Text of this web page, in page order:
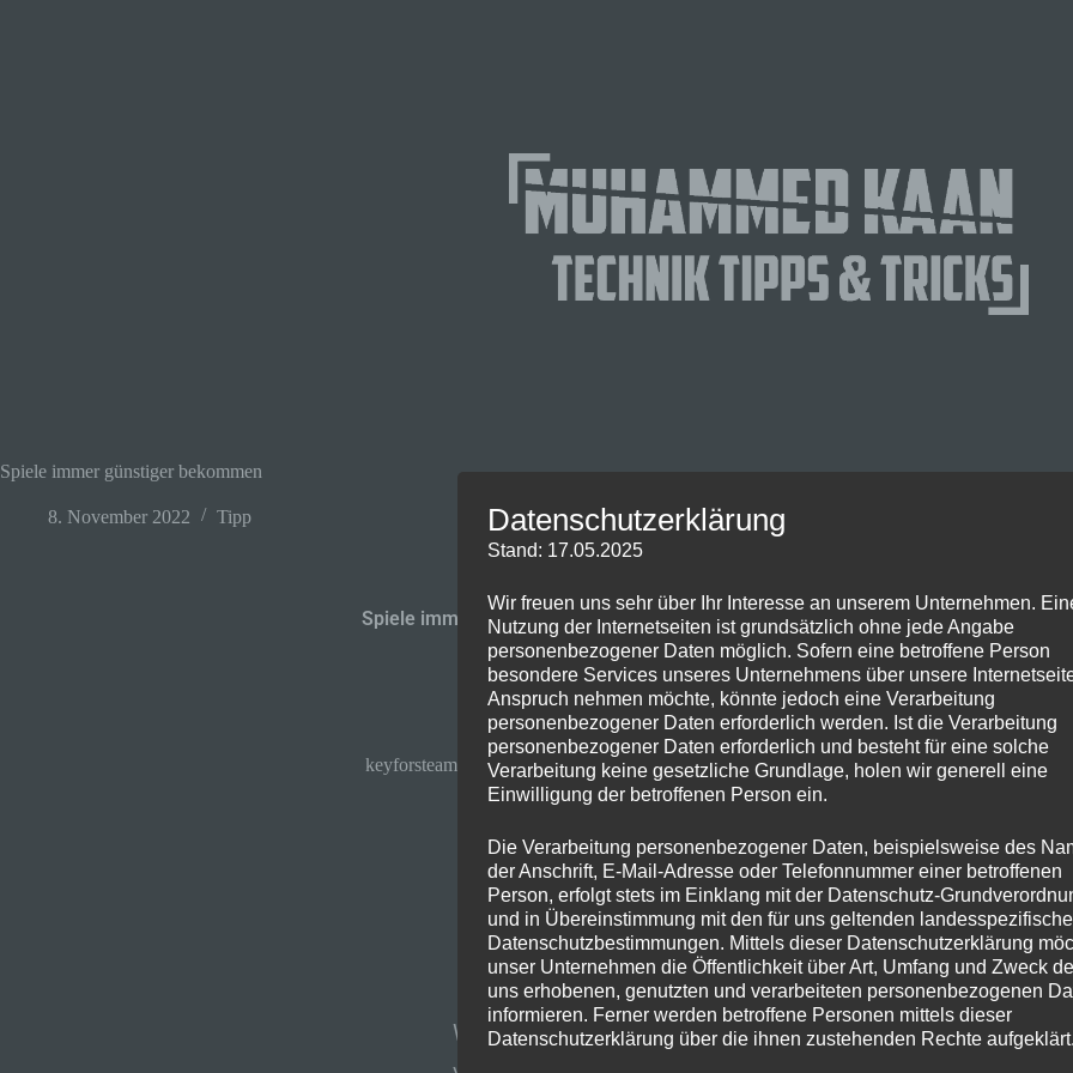
Spiele immer günstiger bekommen
8. November 2022 Tipp
Spiele immer günstiger bekommen
keyforsteam.de
Wer meinen Kanal schon länger verfolgt, hat bestimmt schon
Datenschutzerklärung
Stand: 17.05.2025
Wir freuen uns sehr über Ihr Interesse an unserem Unternehmen.
Nutzung der Internetseiten ist grundsätzlich ohne jede Angabe
personenbezogener Daten möglich. Sofern eine betroffene Person
besondere Services unseres Unternehmens über unsere
Anspruch nehmen möchte, könnte jedoch eine Verarbeitung
personenbezogener Daten erforderlich werden. Ist die Verarbeitung
personenbezogener Daten erforderlich und besteht für eine solche
Verarbeitung keine gesetzliche Grundlage, holen wir generell eine
Einwilligung der betroffenen Person ein.
Die Verarbeitung personenbezogener Daten, beispielsweise des
der Anschrift, E-Mail-Adresse oder Telefonnummer einer betroffenen
Person, erfolgt stets im Einklang mit der Datenschutz-
und in Übereinstimmung mit den für uns geltenden
Datenschutzbestimmungen. Mittels dieser Datenschutzerklärung
unser Unternehmen die Öffentlichkeit über Art, Umfang und Zweck
uns erhobenen, genutzten und verarbeiteten personenbezogenen
informieren. Ferner werden betroffene Personen mittels dieser
Datenschutzerklärung über die ihnen zustehenden Rechte aufgeklärt.